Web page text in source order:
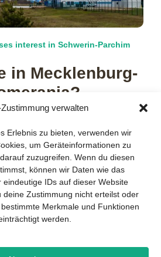
verwalten
Erlebnis zu bieten, verwenden wir
um Geräteinformationen zu
zuzugreifen. Wenn du diesen
können wir Daten wie das
eindeutige IDs auf dieser Website
deine Zustimmung nicht erteilst oder
Merkmale und Funktionen
werden.
interest in Schwerin-Parchim
in Mecklenburg-
a cargo hub between Asia and
Contact Drones+ Magazine
X
to success
Developing and implementing a
business model is essential
any company. The Business Model
helps to stay focused on the
and keep in mind what really